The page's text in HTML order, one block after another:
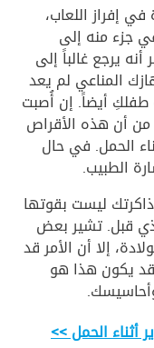
إفراز اللعاب،
جزء منه إلى
أنه يرجع غالباً إلى
المناعي لم يعد
أيضاً. إن أُصبت
من أن هذه الأقراص
الحمل. في حال
الطبيب.
ليست بقوتها
قبل. تشير بعض
إلا أن الأمر قد
قد يكون هذا هو
الحمل >>